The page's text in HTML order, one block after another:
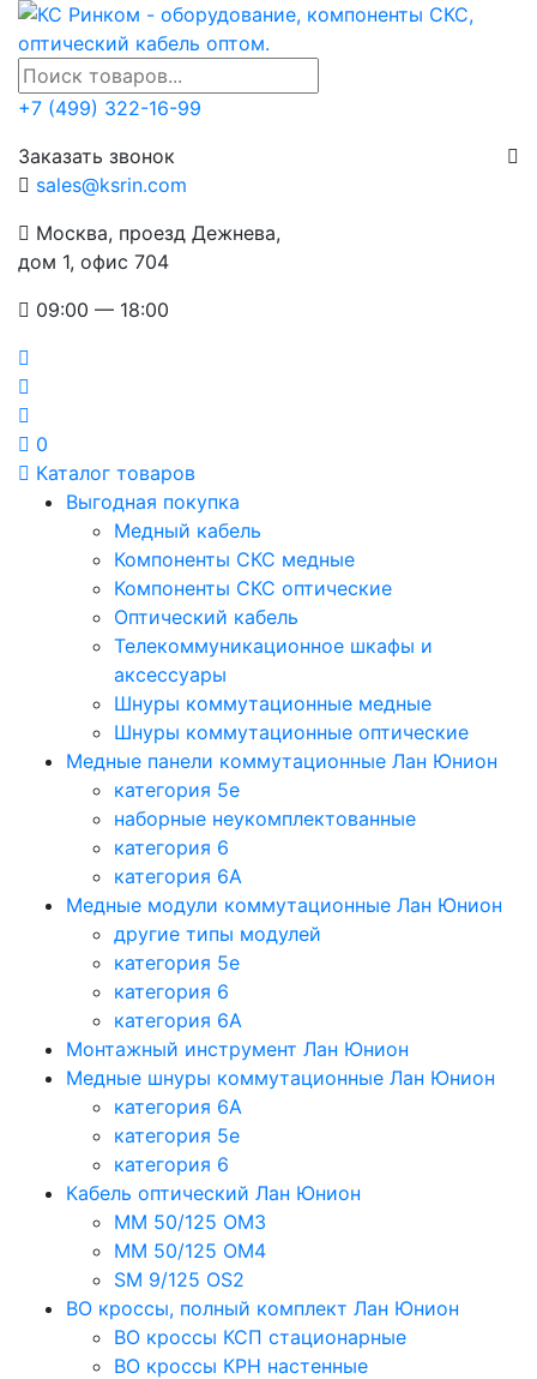
+7 (499) 322-16-99
Заказать звонок
sales@ksrin.com
Москва, проезд Дежнева,
дом 1, офис 704
09:00 — 18:00
0
Каталог товаров
Выгодная покупка
Медный кабель
Компоненты СКС медные
Компоненты СКС оптические
Оптический кабель
Телекоммуникационное шкафы и
аксессуары
Шнуры коммутационные медные
Шнуры коммутационные оптические
Медные панели коммутационные Лан Юнион
категория 5e
наборные неукомплектованные
категория 6
категория 6A
Медные модули коммутационные Лан Юнион
другие типы модулей
категория 5е
категория 6
категория 6A
Монтажный инструмент Лан Юнион
Медные шнуры коммутационные Лан Юнион
категория 6A
категория 5e
категория 6
Кабель оптический Лан Юнион
MM 50/125 OM3
MM 50/125 OM4
SM 9/125 OS2
ВО кроссы, полный комплект Лан Юнион
ВО кроссы КСП стационарные
ВО кроссы КРН настенные